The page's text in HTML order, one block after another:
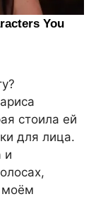
стоила ей
для лица.
и
моём